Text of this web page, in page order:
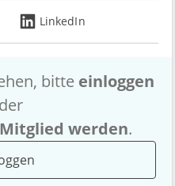
LinkedIn
bitte einloggen
werden.